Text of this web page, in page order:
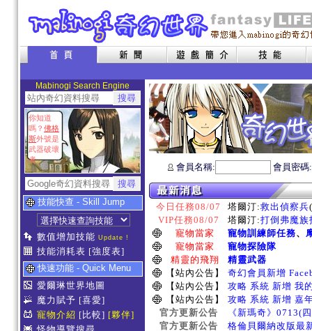
Mabinogi Search Engine
你知道
嗎？ 佛格
斯外號是
武器破壞
者
技能快查 - Skill Jump
數值增加技能 Update !
技能消耗表 [強度表]
快速功能 - Quick Menu
愛爾琳世界地圖
魔力賦予 [喜愛]
寵物介紹 [比較] [夥伴]
會員名稱: 會員密
今日任務08/07 塔爾汀:救出偵察兵
VIP任務08/07
塔爾汀:打倒弗魔
寵物當家
寵物訓練師任務、
寵物當家
寵物探險隊
精靈的飛翔
精靈武器
【站內公告】
奇幻會員新增
【站內公告】
攻略 系統 新增 我
【站內公告】
攻略 系統 新增 嘉
官方更新公告
《新瑪奇》0713(
官方更新公告
格倫貝爾納改版最